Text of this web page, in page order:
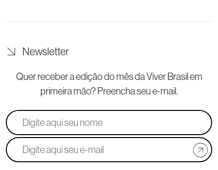
Newsletter
Quer receber a edição do mês da Viver Brasilem
primeira mão? Preencha seu e-mail.